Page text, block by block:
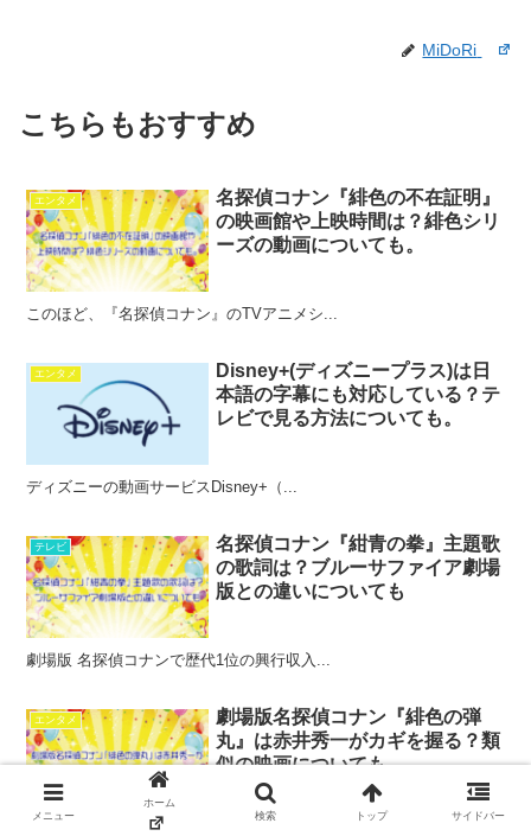
MiDoRi
こちらもおすすめ
エンタメ
名探偵コナン『緋色の不在証明』
の映画館や上映時間は？緋色シリ
ーズの動画についても。
このほど、『名探偵コナン』のTVアニメシ...
エンタメ
Disney+(ディズニープラス)は日
本語の字幕にも対応している？テ
レビで見る方法についても。
ディズニーの動画サービスDisney+（...
テレビ
名探偵コナン『紺青の拳』主題歌
の歌詞は？ブルーサファイア劇場
版との違いについても
劇場版 名探偵コナンで歴代1位の興行収入...
エンタメ
劇場版名探偵コナン『緋色の弾
丸』は赤井秀一がカギを握る？類
似の映画についても
メニュー
ホーム
検索
トップ サイドバー